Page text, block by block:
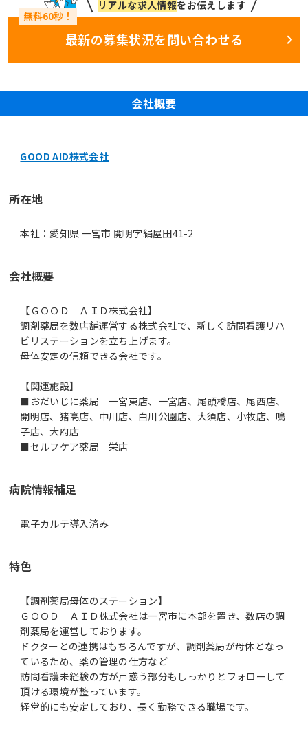
リアルな求人情報をお伝えします
最新の募集状況を問い合わせる
会社概要
GOOD AID株式会社
所在地
本社：愛知県 一宮市 開明字絹屋田41-2
会社概要
【ＧＯＯＤ ＡＩＤ株式会社】
調剤薬局を数店舗運営する株式会社で、新しく訪問看護リハ
ビリステーションを立ち上げます。
母体安定の信頼できる会社です。
【関連施設】
■おだいじに薬局 一宮東店、一宮店、尾頭橋店、尾西店、
開明店、猪高店、中川店、白川公園店、大須店、小牧店、鳴
子店、大府店
■セルフケア薬局 栄店
病院情報補足
電子カルテ導入済み
特色
【調剤薬局母体のステーション】
ＧＯＯＤ ＡＩＤ株式会社は一宮市に本部を置き、数店の調
剤薬局を運営しております。
ドクターとの連携はもちろんですが、調剤薬局が母体となっ
ているため、薬の管理の仕方など
訪問看護未経験の方が戸惑う部分もしっかりとフォローして
頂ける環境が整っています。
経営的にも安定しており、長く勤務できる職場です。